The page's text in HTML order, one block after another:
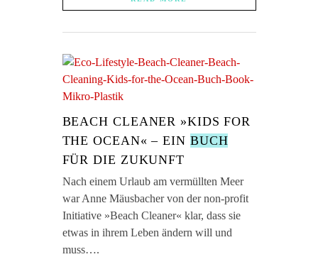
BEACH CLEANER »KIDS FOR
THE OCEAN« – EIN BUCH
FÜR DIE ZUKUNFT
Nach einem Urlaub am vermüllten Meer
war Anne Mäusbacher von der non-profit
Initiative »Beach Cleaner« klar, dass sie
etwas in ihrem Leben ändern will und
muss….